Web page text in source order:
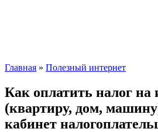
Главная » Полезный интернет
Как оплатить налог на
(квартиру, дом,
кабинет